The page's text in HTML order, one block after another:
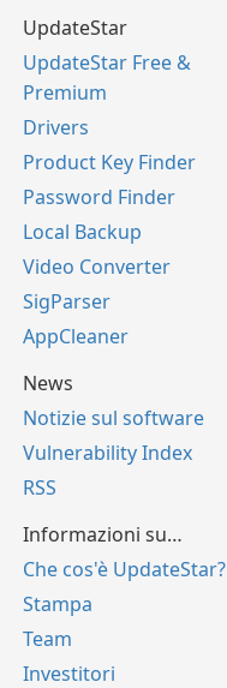
UpdateStar
UpdateStar Free &
Premium
Drivers
Product Key Finder
Password Finder
Local Backup
Video Converter
SigParser
AppCleaner
News
Notizie sul software
Vulnerability Index
RSS
Informazioni su…
Che cos'è UpdateStar?
Stampa
Team
Investitori